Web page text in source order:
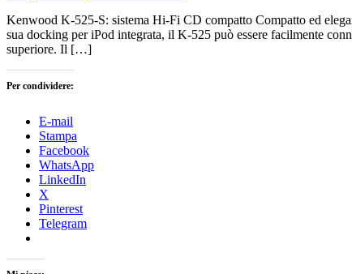
Kenwood K-525-S: sistema Hi-Fi CD compatto Compatto ed
sua docking per iPod integrata, il K-525 può essere facilmente
superiore. Il […]
Per condividere:
E-mail
Stampa
Facebook
WhatsApp
LinkedIn
X
Pinterest
Telegram